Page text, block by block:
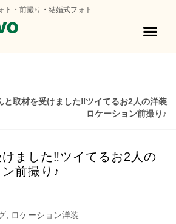
ト・前撮り・結婚式フォト
と取材を受けました‼ツイてるお2人の洋装
ロケーション前撮り♪
ました‼ツイてるお2人の
前撮り♪
ロケーション洋装